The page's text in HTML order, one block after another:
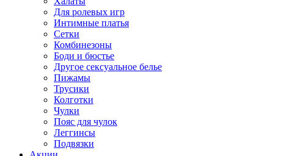
Для ролевых игр
Интимные платья
Сетки
Комбинезоны
Боди и бюстье
Другое сексуальное белье
Пижамы
Трусики
Колготки
Чулки
Пояс для чулок
Леггинсы
Подвязки